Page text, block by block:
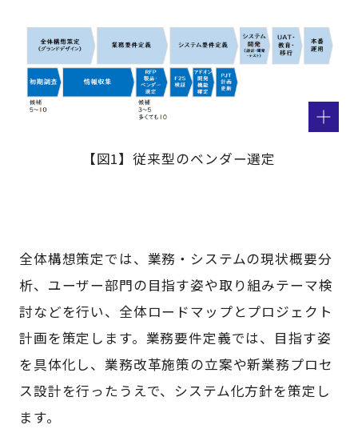
【図1】従来型のベンダー選定
全体構想策定では、業務・システムの現状概要分
析、ユーザー部門の目指す姿や取り組みテーマ検
討などを行い、全体ロードマップとプロジェクト
計画を策定します。業務要件定義では、目指す姿
を具体化し、業務改革施策の立案や新業務プロセ
ス設計を行ったうえで、システム化方針を策定し
ます。